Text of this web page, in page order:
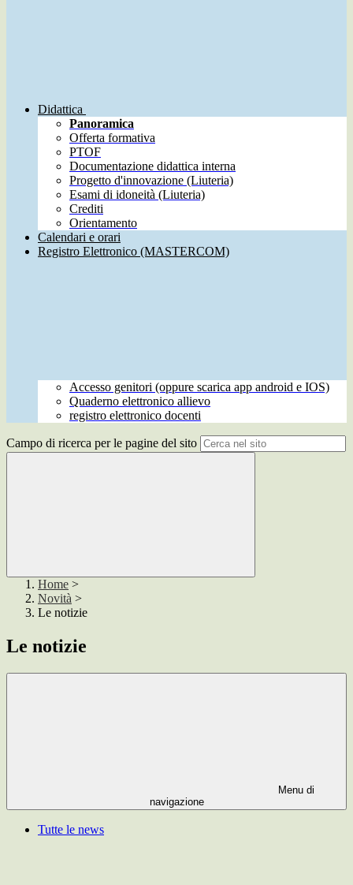
Didattica
Panoramica
Offerta formativa
PTOF
Documentazione didattica interna
Progetto d'innovazione (Liuteria)
Esami di idoneità (Liuteria)
Crediti
Orientamento
Calendari e orari
Registro Elettronico (MASTERCOM)
Accesso genitori (oppure scarica app android e IOS)
Quaderno elettronico allievo
registro elettronico docenti
Campo di ricerca per le pagine del sito
Home >
Novità >
Le notizie
Le notizie
Menu di
navigazione
Tutte le news